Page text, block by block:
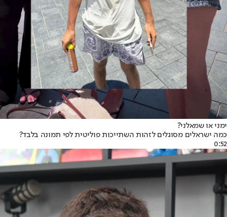
ימני או שמאלני?
כמה ישראלים מסוגלים לזהות השתייכות פוליטית לפי תמונה בלבד?
0:52